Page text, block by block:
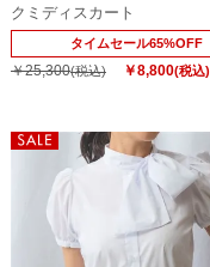
クミディスカート
タイムセール65%OFF
￥25,300(税込) ￥8,800(税込)